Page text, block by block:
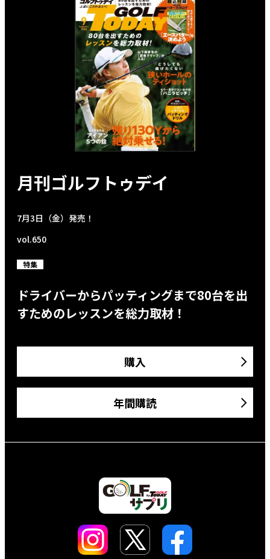
月刊ゴルフトゥデイ
7月3日（金）発売！
vol.650
特集
ドライバーからパッティングまで80台を出
すためのレッスンを総力取材！
購入
年間購読